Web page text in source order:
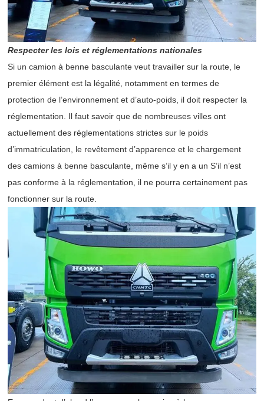
Respecter les lois et réglementations nationales
Si un camion à benne basculante veut travailler sur la route, le
premier élément est la légalité, notamment en termes de
protection de l’environnement et d’auto-poids, il doit respecter la
réglementation. Il faut savoir que de nombreuses villes ont
actuellement des réglementations strictes sur le poids
d’immatriculation, le revêtement d’apparence et le chargement
des camions à benne basculante, même s’il y en a un S’il n’est
pas conforme à la réglementation, il ne pourra certainement pas
fonctionner sur la route.